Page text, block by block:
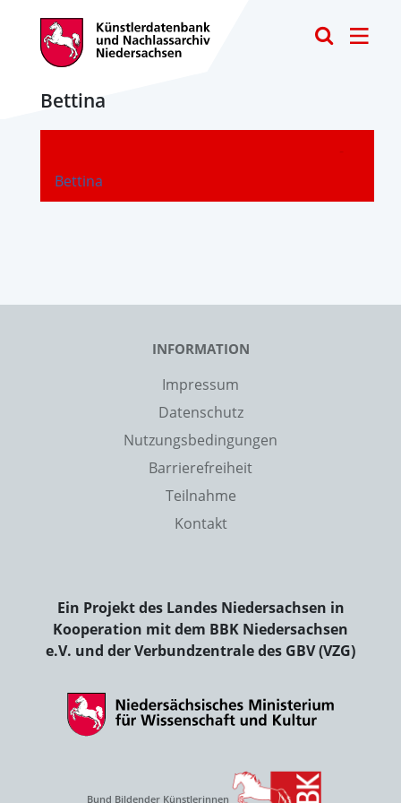
Bettina
Bettina
-
INFORMATION
Impressum
Datenschutz
Nutzungsbedingungen
Barrierefreiheit
Teilnahme
Kontakt
Ein Projekt des Landes Niedersachsen in
Kooperation mit dem BBK Niedersachsen
e.V. und der Verbundzentrale des GBV (VZG)
Bund Bildender Künstlerinnen